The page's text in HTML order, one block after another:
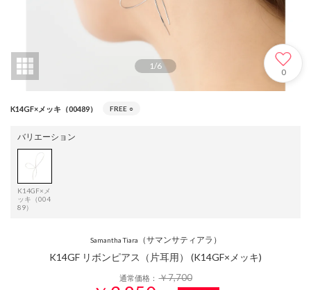
1/6
0
K14GF×メッキ（00489） FREE ○
バリエーション
K14GF×メ
ッキ（004
89）
Samantha Tiara （サマンサティアラ）
K14GF リボンピアス（片耳用） (K14GF×メッキ)
通常価格：￥7,700